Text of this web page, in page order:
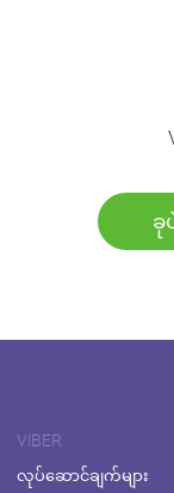
ခု
VIBER
လုပ်ဆောင်ချက်များ